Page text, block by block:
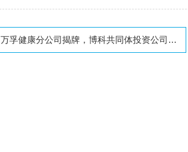
万孚健康分公司揭牌，博科共同体投资公司落户海南